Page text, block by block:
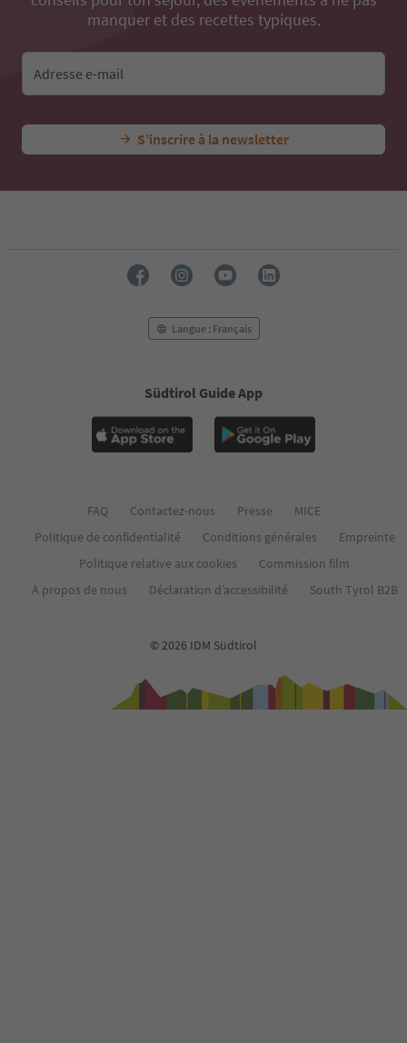
manquer et des recettes typiques.
Adresse e-mail
S’inscrire à la newsletter
Langue : Français
Südtirol Guide App
FAQ Contactez-nous Presse
MICE
Politique de confidentialité
Conditions générales
Empreinte
Politique relative aux cookies
Commission film
À propos de nous
Déclaration d’accessibilité South Tyrol B2B
© 2026 IDM Südtirol